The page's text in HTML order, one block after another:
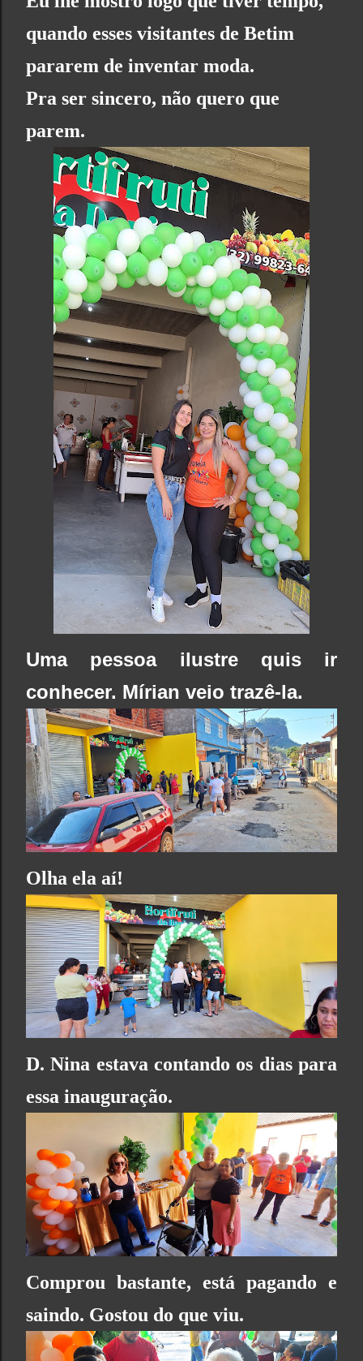
quando esses visitantes de Betim
pararem de inventar moda.
Pra ser sincero, não quero que
parem.
Uma pessoa ilustre quis ir
conhecer. Mírian veio trazê-la.
Olha ela aí!
D. Nina estava contando os dias para
essa inauguração.
Comprou bastante, está pagando e
saindo. Gostou do que viu.